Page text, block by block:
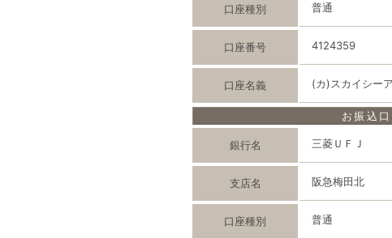
口座種別 普通
口座番号 4124359
口座名義 (カ)スカイシー
お振込口
銀行名 三菱ＵＦＪ
支店名 阪急梅田北
口座種別 普通